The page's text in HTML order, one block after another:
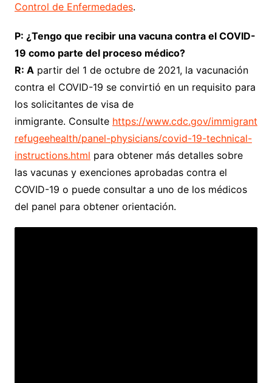
Control de Enfermedades.
P: ¿Tengo que recibir una vacuna contra el COVID-
19 como parte del proceso médico?
R: Apartir del 1 de octubre de 2021, la vacunación
contra el COVID-19 se convirtió en un requisito para
los solicitantes de visa de
inmigrante. Consulte https://www.cdc.gov/immigrant
refugeehealth/panel-physicians/covid-19-technical-
instructions.html para obtener más detalles sobre
las vacunas y exenciones aprobadas contra el
COVID-19 o puede consultar a uno de los médicos
del panel para obtener orientación.